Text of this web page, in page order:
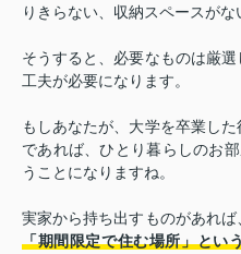
りきらない、収納スペースがな
そうすると、必要なものは厳
工夫が必要になります。
もしあなたが、大学を卒業し
であれば、ひとり暮らしのお
うことになりますね。
実家から持ち出すものがあれ
「期間限定で住む場所」とい